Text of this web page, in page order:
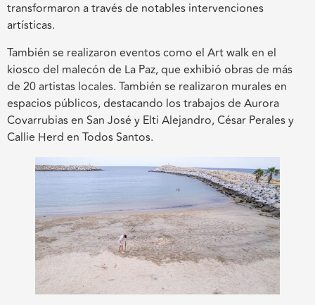
transformaron a través de notables intervenciones
artísticas.
También se realizaron eventos como el Art walk en el
kiosco del malecón de La Paz, que exhibió obras de más
de 20 artistas locales. También se realizaron murales en
espacios públicos, destacando los trabajos de Aurora
Covarrubias en San José y Elti Alejandro, César Perales y
Callie Herd en Todos Santos.